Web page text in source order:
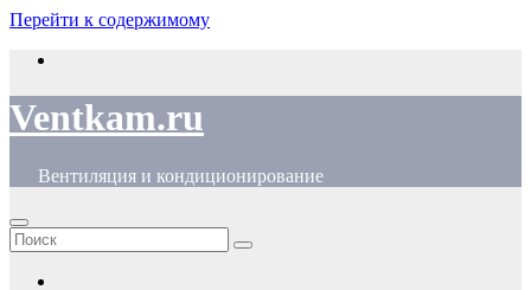
Перейти к содержимому
Ventkam.ru
Вентиляция и кондиционирование